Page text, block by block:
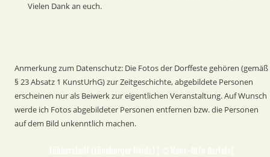
Lübberstedt (Lüneburger Heide) | 
Hans-Otto Bartels|
Anmerkung zum Datenschutz: Die Fotos der Dorffeste gehören (gemäß
§ 23 Absatz 1 KunstUrhG) zur Zeitgeschichte, abgebildete Personen
erscheinen nur als Beiwerk zur eigentlichen Veranstaltung. Auf Wunsch
werde ich Fotos abgebildeter Personen entfernen bzw. die Personen
auf dem Bild unkenntlich machen.
Vielen Dank an euch.